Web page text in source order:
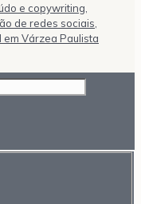
e copywriting,
de redes sociais,
Várzea Paulista